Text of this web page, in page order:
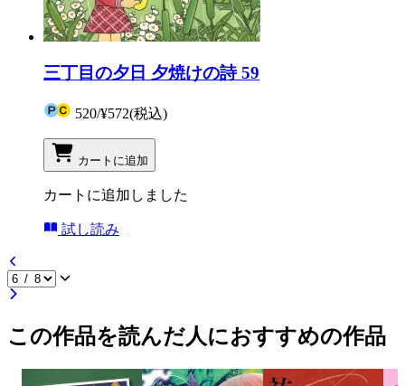
三丁目の夕日 夕焼けの詩 59
520/¥572(税込)
カートに追加
カートに追加しました
試し読み
この作品を読んだ人におすすめの作品